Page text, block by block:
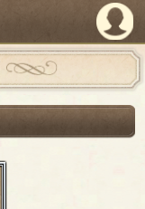
PandoraPartyProject